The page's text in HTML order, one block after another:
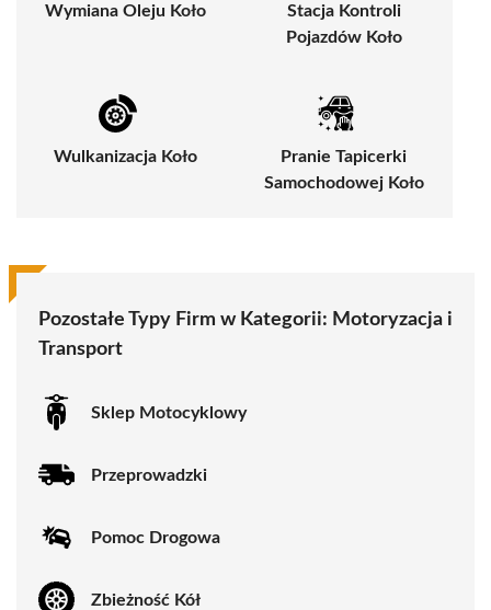
Wymiana Oleju Koło
Stacja Kontroli
Pojazdów Koło
Wulkanizacja Koło
Pranie Tapicerki
Samochodowej Koło
Pozostałe Typy Firm w Kategorii: Motoryzacja i
Transport
Sklep Motocyklowy
Przeprowadzki
Pomoc Drogowa
Zbieżność Kół